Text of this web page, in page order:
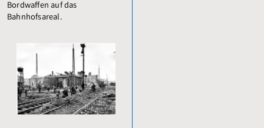
Bordwaffen auf das
Bahnhofsareal.